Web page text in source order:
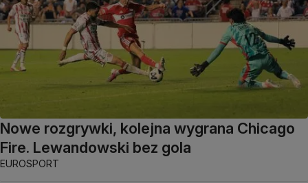
Nowe rozgrywki, kolejna wygrana Chicago
Fire. Lewandowski bez gola
EUROSPORT